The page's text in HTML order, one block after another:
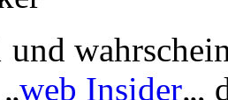
und
web Insider„,